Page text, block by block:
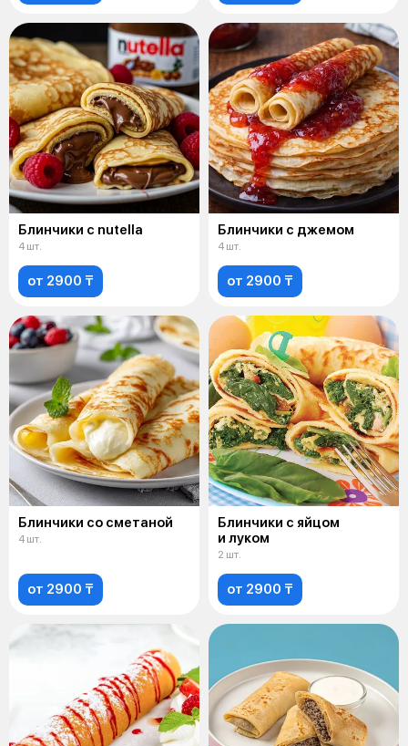
Блинчики с nutella
4 шт.
от 2900 ₸
Блинчики с джемом
4 шт.
от 2900 ₸
Блинчики со сметаной
4 шт.
от 2900 ₸
Блинчики с яйцом
и луком
2 шт.
от 2900 ₸